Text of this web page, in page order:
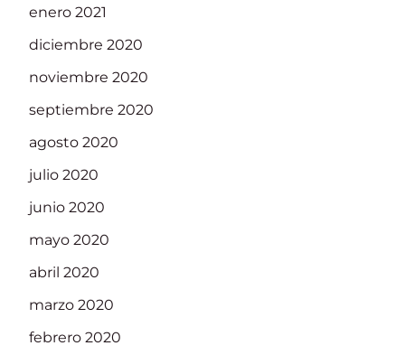
enero 2021
diciembre 2020
noviembre 2020
septiembre 2020
agosto 2020
julio 2020
junio 2020
mayo 2020
abril 2020
marzo 2020
febrero 2020